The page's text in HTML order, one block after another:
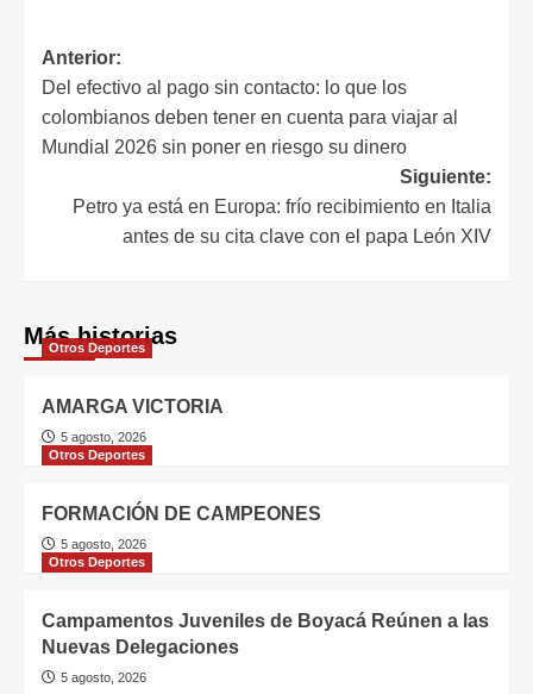
Anterior:
Del efectivo al pago sin contacto: lo que los
colombianos deben tener en cuenta para viajar al
Mundial 2026 sin poner en riesgo su dinero
Siguiente:
Petro ya está en Europa: frío recibimiento en Italia
antes de su cita clave con el papa León XIV
Más historias
Otros Deportes
AMARGA VICTORIA
5 agosto, 2026
Otros Deportes
FORMACIÓN DE CAMPEONES
5 agosto, 2026
Otros Deportes
Campamentos Juveniles de Boyacá Reúnen a las
Nuevas Delegaciones
5 agosto, 2026